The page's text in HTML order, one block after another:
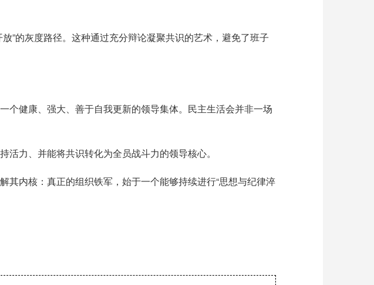
”的灰度路径。这种通过充分辩论凝聚共识的艺术，避免了班子
个健康、强大、善于自我更新的领导集体。民主生活会并非一场
力、并能将共识转化为全员战斗力的领导核心。
其内核：真正的组织铁军，始于一个能够持续进行“思想与纪律淬